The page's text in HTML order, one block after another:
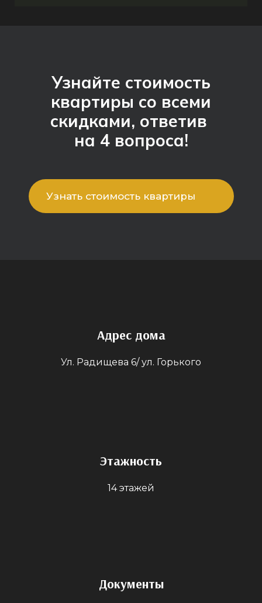
Узнайте стоимость
квартиры со всеми
скидками, ответив
на 4 вопроса!
Узнать стоимость квартиры
Адрес дома
Ул. Радищева 6/ ул. Горького
Этажность
14 этажей
Документы